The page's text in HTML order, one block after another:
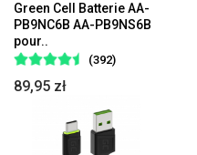
Green Cell Batterie AA-
PB9NC6B AA-PB9NS6B
pour..
(392)
89,95 zł